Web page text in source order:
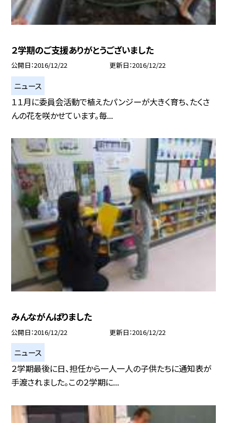
２学期のご支援ありがとうございました
公開日 2016/12/22 更新日 2016/12/22
ニュース
１１月に委員会活動で植えたパンジーが大きく育ち、たくさ
んの花を咲かせています。毎...
みんながんばりました
公開日 2016/12/22 更新日 2016/12/22
ニュース
２学期最後に日、担任から一人一人の子供たちに通知表が
手渡されました。この２学期に...